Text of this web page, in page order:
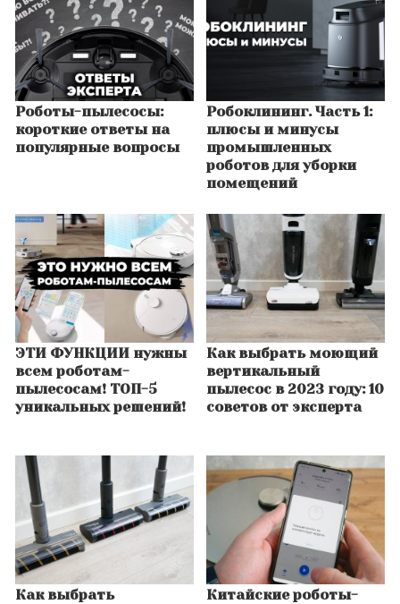
Роботы-пылесосы:
короткие ответы на
популярные вопросы
Робоклининг. Часть 1:
плюсы и минусы
промышленных
роботов для уборки
помещений
ЭТИ ФУНКЦИИ нужны
всем роботам-
пылесосам! ТОП-5
уникальных решений!
Как выбрать моющий
вертикальный
пылесос в 2023 году: 10
советов от эксперта
Как выбрать
Китайские роботы-